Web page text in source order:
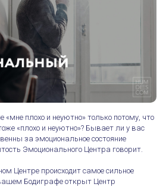
плохо и неуютно» только потому, что
«плохо и неуютно»? Бывает ли у вас
за эмоциональное состояние
Эмоционального Центра говорит.
Центре происходит самое сильное
Бодиграфе открыт Центр